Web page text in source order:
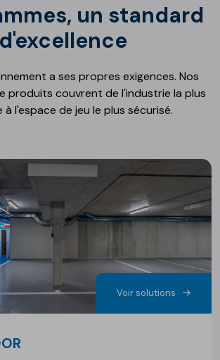
d'excellence
a ses propres exigences. Nos
produits couvrent de l'industrie la plus
à l'espace de jeu le plus sécurisé.
Voir solutions